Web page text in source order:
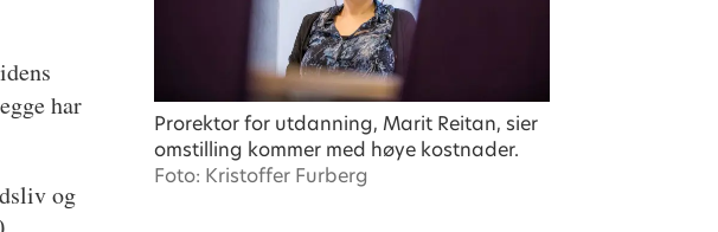
Prorektor for utdanning, Marit Reitan, sier
omstilling kommer med høye kostnader.
Foto: Kristoffer Furberg
har
og